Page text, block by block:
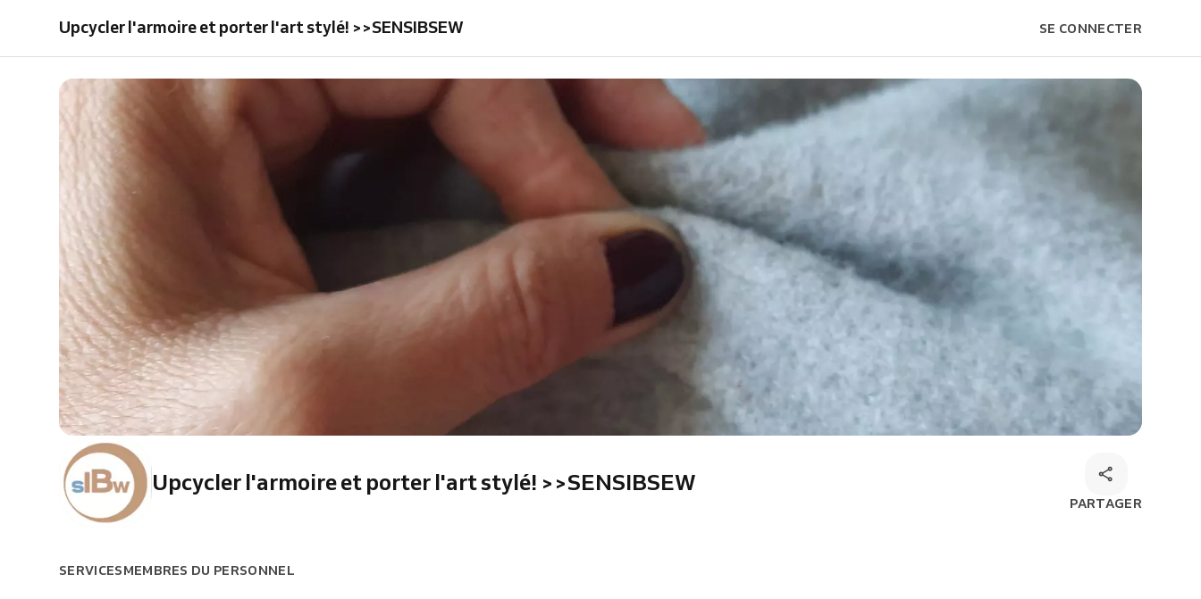
Upcycler l'armoire et porter l'art stylé! >>SENSIBSEW SE CONNECTER
Upcycler l'armoire et porter l'art stylé! >>SENSIBSEW
PARTAGER
SERVICESMEMBRES DU PERSONNEL
-20%
-20%